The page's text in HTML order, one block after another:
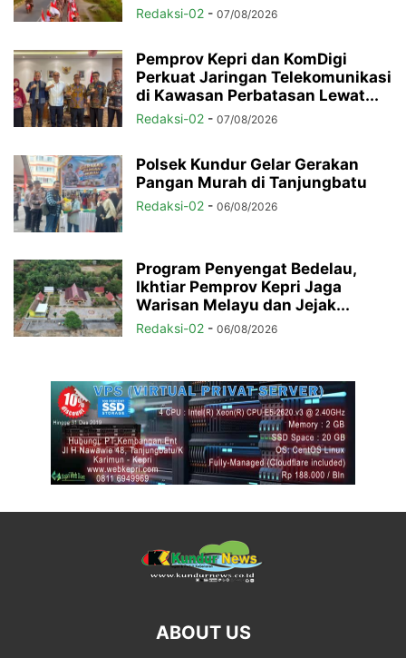
Redaksi-02 - 07/08/2026
Pemprov Kepri dan KomDigi
Perkuat Jaringan Telekomunikasi
di Kawasan Perbatasan Lewat...
Redaksi-02 - 07/08/2026
Polsek Kundur Gelar Gerakan
Pangan Murah di Tanjungbatu
Redaksi-02 - 06/08/2026
Program Penyengat Bedelau,
Ikhtiar Pemprov Kepri Jaga
Warisan Melayu dan Jejak...
Redaksi-02 - 06/08/2026
ABOUT US